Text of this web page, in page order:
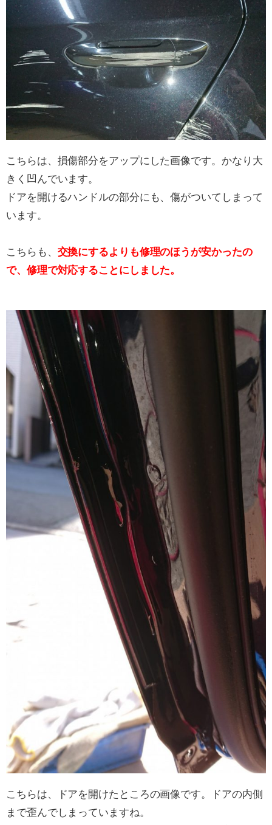
こちらは、損傷部分をアップにした画像です。かなり大
きく凹んでいます。
ドアを開けるハンドルの部分にも、傷がついてしまって
います。
こちらも、 交換にするよりも修理のほうが安かったの
で、修理で対応することにしました。
こちらは、ドアを開けたところの画像です。ドアの内側
まで歪んでしまっていますね。